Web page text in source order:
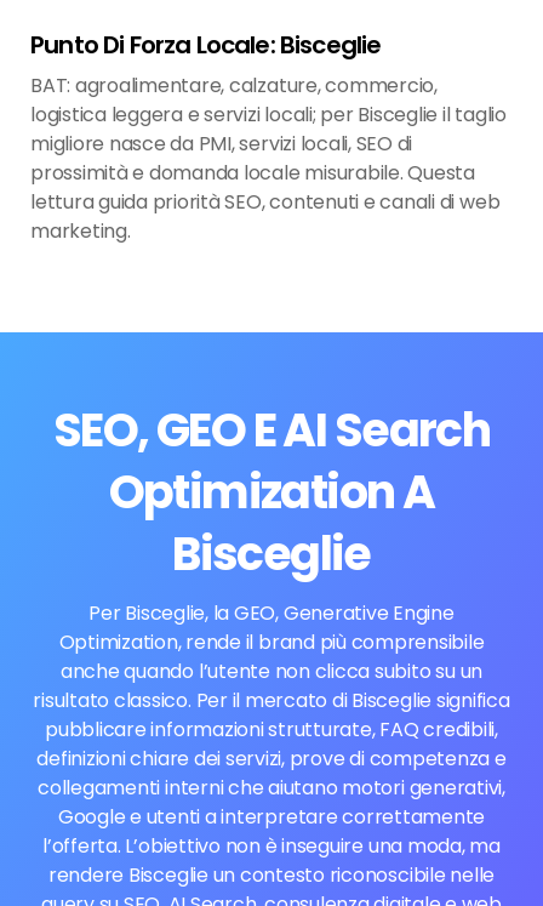
Punto Di Forza Locale: Bisceglie
BAT: agroalimentare, calzature, commercio,
logistica leggera e servizi locali; per Bisceglie il taglio
migliore nasce da PMI, servizi locali, SEO di
prossimità e domanda locale misurabile. Questa
lettura guida priorità SEO, contenuti e canali di web
marketing.
SEO, GEO E AI Search
Optimization A
Bisceglie
Per Bisceglie, la GEO, Generative Engine
Optimization, rende il brand più comprensibile
anche quando l’utente non clicca subito su un
risultato classico. Per il mercato di Bisceglie significa
pubblicare informazioni strutturate, FAQ credibili,
definizioni chiare dei servizi, prove di competenza e
collegamenti interni che aiutano motori generativi,
Google e utenti a interpretare correttamente
l’offerta. L’obiettivo non è inseguire una moda, ma
rendere Bisceglie un contesto riconoscibile nelle